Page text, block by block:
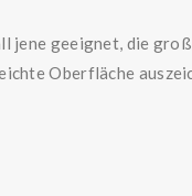
jene geeignet, die
Oberfläche